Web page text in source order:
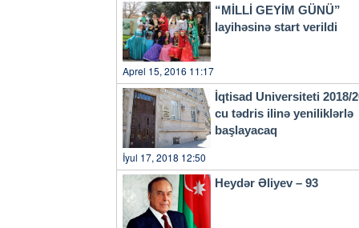
“MİLLİ GEYİM GÜNÜ”
layihəsinə start verildi
Aprel 15, 2016 11:17
İqtisad Universiteti 2018/
cu tədris ilinə yeniliklərlə
başlayacaq
İyul 17, 2018 12:50
Heydər Əliyev – 93